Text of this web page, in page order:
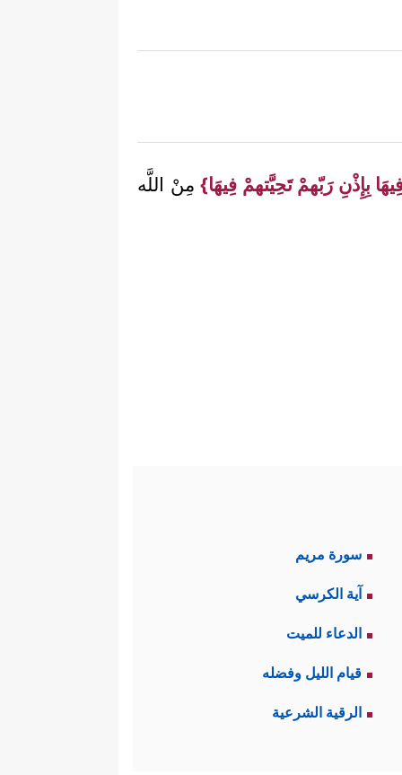
بِإِذْنِ رَبّهمْ تَحِيَّتهمْ فِيهَا}مِنْ اللَّه
سورة مريم
آية الكرسي
الدعاء للميت
قيام الليل وفضله
الرقية الشرعية